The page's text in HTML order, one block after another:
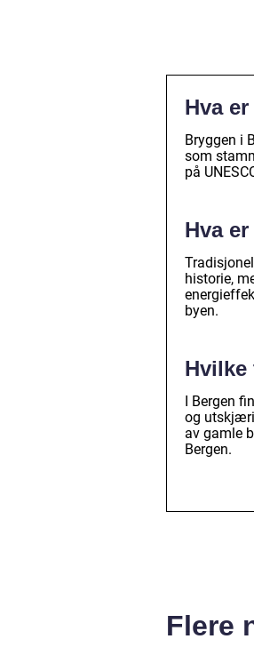
Hva
Bryggen i
som
på
Hva
historie,
byen.
Hvilke
I Bergen
og
av gamle
Bergen.
Flere